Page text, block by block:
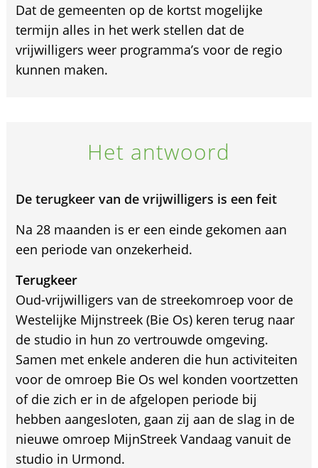
Dat de gemeenten op de kortst mogelijke
termijn alles in het werk stellen dat de
vrijwilligers weer programma’s voor de regio
kunnen maken.
Het antwoord
De terugkeer van de vrijwilligers is een feit
Na 28 maanden is er een einde gekomen aan
een periode van onzekerheid.
Terugkeer
Oud-vrijwilligers van de streekomroep voor de
Westelijke Mijnstreek (Bie Os) keren terug naar
de studio in hun zo vertrouwde omgeving.
Samen met enkele anderen die hun activiteiten
voor de omroep Bie Os wel konden voortzetten
of die zich er in de afgelopen periode bij
hebben aangesloten, gaan zij aan de slag in de
nieuwe omroep MijnStreek Vandaag vanuit de
studio in Urmond.